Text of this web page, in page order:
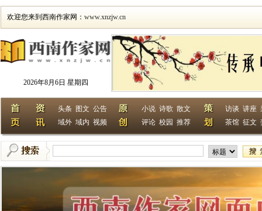
欢迎您来到西南作家网： www.xnzjw.cn
2026年8月6日 星期四
头条 图文 公告
域外 域内 视频
小说 诗歌 散文
评论 校园 推荐
访谈 讲座
茶馆 征文